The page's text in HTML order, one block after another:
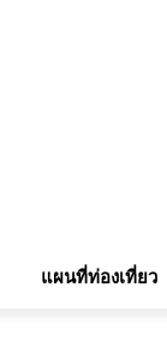
แผนที่ท่องเที่ยว